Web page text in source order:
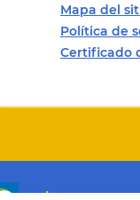
Mapa del
Política de
Certificado